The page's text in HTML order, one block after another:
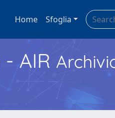
Home Sfoglia
- AIR